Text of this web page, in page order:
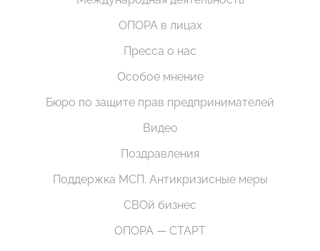
ОПОРА в лицах
Пресса о нас
Особое мнение
Бюро по защите прав предпринимателей
Видео
Поздравления
Поддержка МСП. Антикризисные меры
СВОй бизнес
ОПОРА — СТАРТ